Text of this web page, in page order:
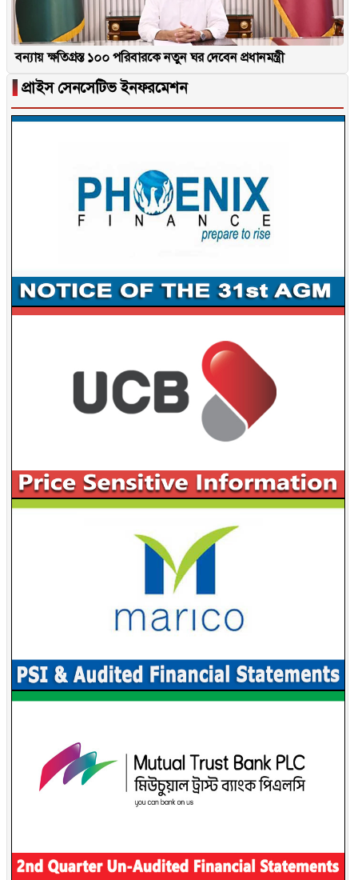
বন্যায় ক্ষতিগ্রস্ত ১০০ পরিবারকে নতুন ঘর দেবেন প্রধানমন্ত্রী
▐ প্রাইস সেনসেটিভ ইনফরমেশন